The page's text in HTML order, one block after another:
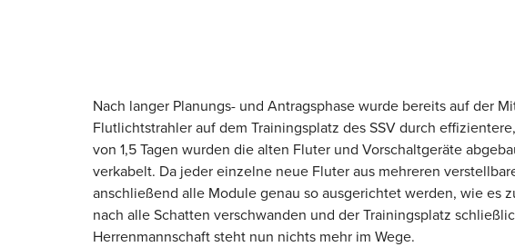
Nach langer Planungs- und Antragsphase wurde bereits auf der
Flutlichtstrahler auf dem Trainingsplatz des SSV durch
von 1,5 Tagen wurden die alten Fluter und Vorschaltgeräte
verkabelt. Da jeder einzelne neue Fluter aus mehreren
anschließend alle Module genau so ausgerichtet werden, wie
nach alle Schatten verschwanden und der Trainingsplatz
Herrenmannschaft steht nun nichts mehr im Wege.